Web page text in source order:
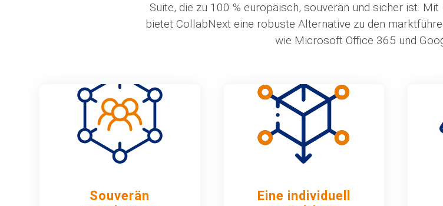
Suite, die zu 100 % europäisch, souverän und sicher ist.
bietet CollabNext eine robuste Alternative zu den
wie Microsoft Office 365 und
Souverän
Eine individuell